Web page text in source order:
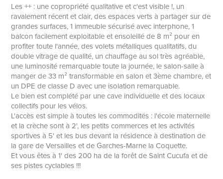
Les ++ : une copropriété qualitative et c'est visible !, un
ravalement récent et clair, des espaces verts à partager sur de
grandes surfaces, 1 immeuble sécurisé avec interphone, 1
balcon facilement exploitable et ensoleillé de 8 m² pour en
profiter toute l'année, des volets métalliques qualitatifs, du
double vitrage de qualité, un chauffage au sol très agréable,
une luminosité remarquable toute la journée, le salon-salle à
manger de 33 m² transformable en salon et 3ème chambre, et
un DPE de classe D avec une isolation remarquable.
Le bien est complété par une cave individuelle et des locaux
collectifs pour les vélos.
L'accès est simple à toutes les commodités : l'école maternelle
et la crèche sont à 2', les petits commerces et les activités
sportives à 5' et les bus devant la résidence à destination de
la gare de Versailles et de Garches-Marne la Coquette.
Et vous êtes à 1' des 200 ha de la forêt de Saint Cucufa et de
ses pistes cyclables !!!